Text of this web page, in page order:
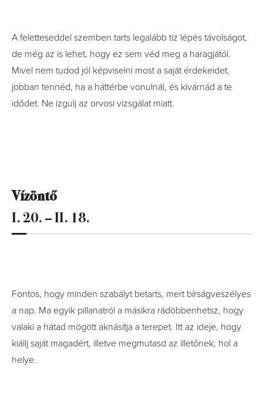
A feletteseddel szemben tarts legalább tíz lépés távolságot,
de még az is lehet, hogy ez sem véd meg a haragjától.
Mivel nem tudod jól képviselni most a saját érdekeidet,
jobban tennéd, ha a háttérbe vonulnál, és kivárnád a te
idődet. Ne izgulj az orvosi vizsgálat miatt.
Vízöntő
I. 20. – II. 18.
Fontos, hogy minden szabályt betarts, mert bírságveszélyes
a nap. Ma egyik pillanatról a másikra rádöbbenhetsz, hogy
valaki a hátad mögött aknásítja a terepet. Itt az ideje, hogy
kiállj saját magadért, illetve megmutasd az illetőnek, hol a
helye.